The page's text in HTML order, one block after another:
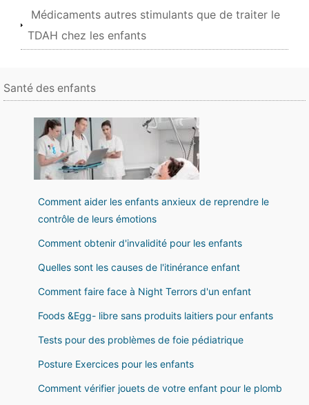
Médicaments autres stimulants que de traiter le
TDAH chez les enfants
Santé des enfants
Comment aider les enfants anxieux de reprendre le
contrôle de leurs émotions
Comment obtenir d'invalidité pour les enfants
Quelles sont les causes de l'itinérance enfant
Comment faire face à Night Terrors d'un enfant
Foods &Egg- libre sans produits laitiers pour enfants
Tests pour des problèmes de foie pédiatrique
Posture Exercices pour les enfants
Comment vérifier jouets de votre enfant pour le plomb